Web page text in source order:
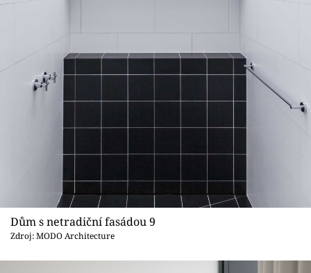
Dům s netradiční fasádou 9
Zdroj: MODO Architecture